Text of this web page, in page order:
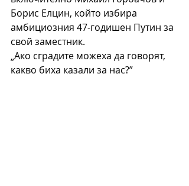
Борис Елцин, който избира
амбициозния 47-годишен Путин за
свой заместник.
„Ако сградите можеха да говорят,
какво биха казали за нас?”